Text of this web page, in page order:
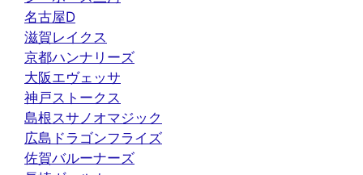
名古屋D
滋賀レイクス
京都ハンナリーズ
大阪エヴェッサ
神戸ストークス
島根スサノオマジック
広島ドラゴンフライズ
佐賀バルーナーズ